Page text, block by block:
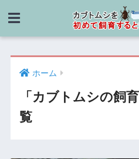
ホーム
「カブトムシの飼
覧